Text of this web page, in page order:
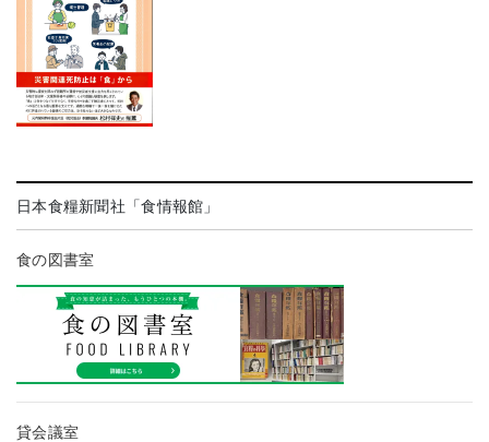
日本食糧新聞社「食情報館」
食の図書室
貸会議室